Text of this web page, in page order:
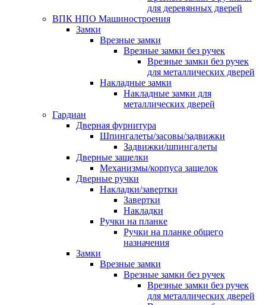
для деревянных дверей
ВПК НПО Машиностроения
Замки
Врезные замки
Врезные замки без ручек
Врезные замки без ручек
для металлических дверей
Накладные замки
Накладные замки для
металлических дверей
Гардиан
Дверная фурнитура
Шпингалеты/засовы/задвижки
Задвижки/шпингалеты
Дверные защелки
Механизмы/корпуса защелок
Дверные ручки
Накладки/завертки
Завертки
Накладки
Ручки на планке
Ручки на планке общего
назначения
Замки
Врезные замки
Врезные замки без ручек
Врезные замки без ручек
для металлических дверей